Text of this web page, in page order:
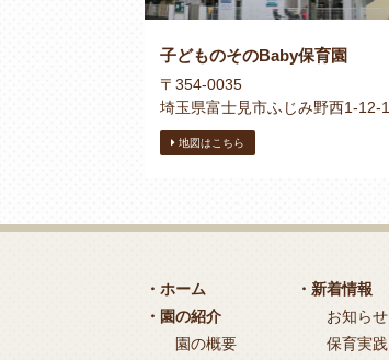
子どものそのBaby保育園
〒354-0035
埼玉県富士見市ふじみ野西1-12-1
地図はこちら
・ホーム
・園の紹介
園の概要
・新着情報
お知らせ
保育実践